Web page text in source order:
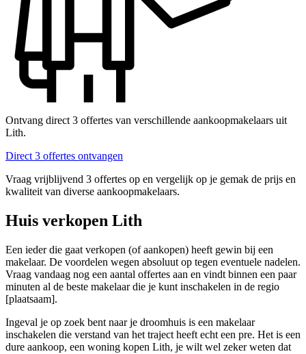
Ontvang direct 3 offertes van verschillende aankoopmakelaars uit
Lith.
Direct 3 offertes ontvangen
Vraag vrijblijvend 3 offertes op en vergelijk op je gemak de prijs en
kwaliteit van diverse aankoopmakelaars.
Huis verkopen Lith
Een ieder die gaat verkopen (of aankopen) heeft gewin bij een
makelaar. De voordelen wegen absoluut op tegen eventuele nadelen.
Vraag vandaag nog een aantal offertes aan en vindt binnen een paar
minuten al de beste makelaar die je kunt inschakelen in de regio
[plaatsaam].
Ingeval je op zoek bent naar je droomhuis is een makelaar
inschakelen die verstand van het traject heeft echt een pre. Het is een
dure aankoop, een woning kopen Lith, je wilt wel zeker weten dat